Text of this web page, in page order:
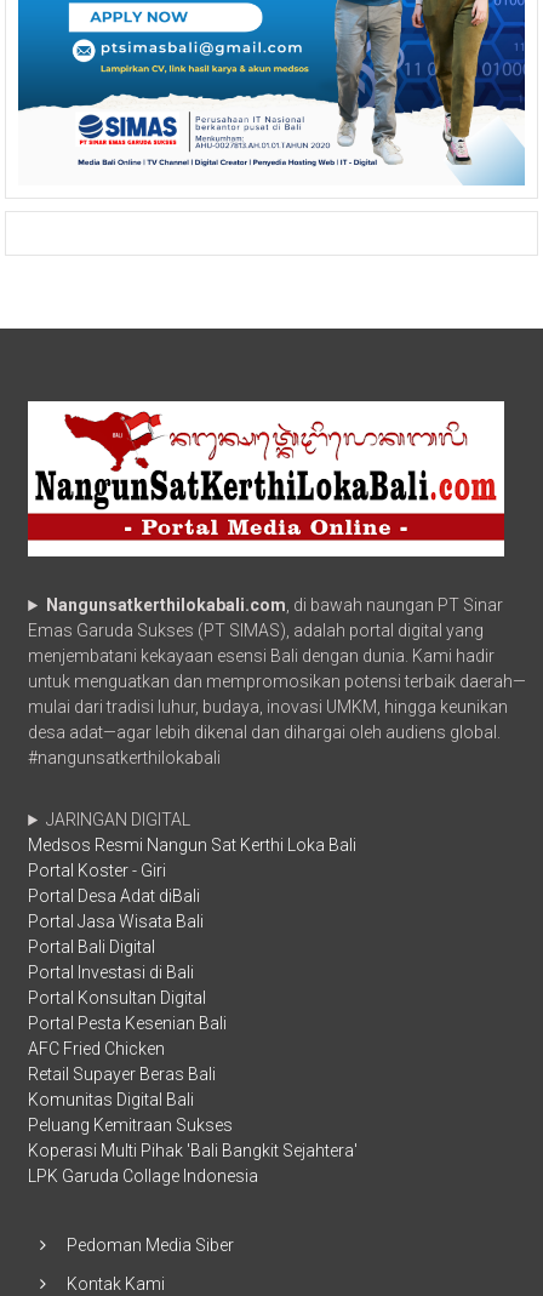
Nangunsatkerthilokabali.com , di bawah naungan PT Sinar
Emas Garuda Sukses (PT SIMAS), adalah portal digital yang
menjembatani kekayaan esensi Bali dengan dunia. Kami hadir
untuk menguatkan dan mempromosikan potensi terbaik daerah—
mulai dari tradisi luhur, budaya, inovasi UMKM, hingga keunikan
desa adat—agar lebih dikenal dan dihargai oleh audiens global.
#nangunsatkerthilokabali
JARINGAN DIGITAL
Medsos Resmi Nangun Sat Kerthi Loka Bali
Portal Koster - Giri
Portal Desa Adat diBali
Portal Jasa Wisata Bali
Portal Bali Digital
Portal Investasi di Bali
Portal Konsultan Digital
Portal Pesta Kesenian Bali
AFC Fried Chicken
Retail Supayer Beras Bali
Komunitas Digital Bali
Peluang Kemitraan Sukses
Koperasi Multi Pihak 'Bali Bangkit Sejahtera'
LPK Garuda Collage Indonesia
Pedoman Media Siber
Kontak Kami